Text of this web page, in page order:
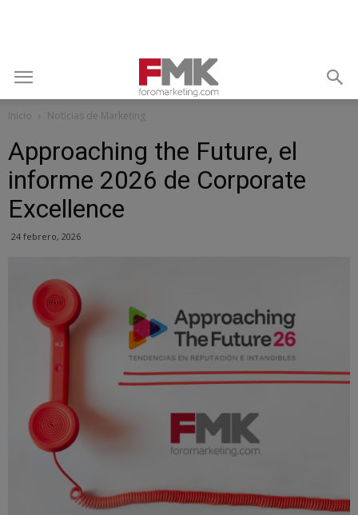
Inicio Noticias de Marketing
Approaching the Future, el
informe 2026 de Corporate
Excellence
24 febrero, 2026